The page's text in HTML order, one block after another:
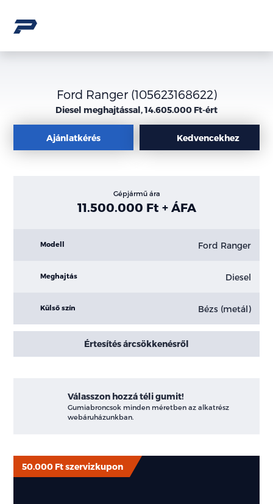
Ford Ranger (105623168622)
Diesel meghajtással, 14.605.000 Ft-ért
Ajánlatkérés Kedvencekhez
Gépjármű ára
11.500.000 Ft + ÁFA
Modell Ford Ranger
Meghajtás Diesel
Külső szín Bézs (metál)
Értesítés árcsökkenésről
Válasszon hozzá téli gumit!
Gumiabroncsok minden méretben az alkatrész
webáruházunkban.
50.000 Ft szervizkupon